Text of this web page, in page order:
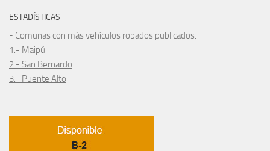
ESTADÍSTICAS
- Comunas con más vehículos robados publicados:
1.- Maipú
2.- San Bernardo
3.- Puente Alto